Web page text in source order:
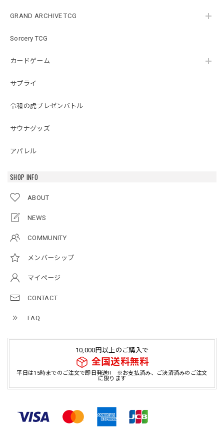
GRAND ARCHIVE TCG
Sorcery TCG
カードゲーム
サプライ
令和の虎プレゼンバトル
サウナグッズ
アパレル
SHOP INFO
ABOUT
NEWS
COMMUNITY
メンバーシップ
マイページ
CONTACT
FAQ
10,000円以上のご購入で
全国送料無料
平日は15時までのご注文で即日発送!! ※お支払済み、ご決済済みのご注文
に限ります